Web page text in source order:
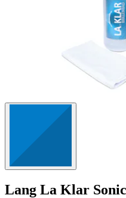
Lang La Klar